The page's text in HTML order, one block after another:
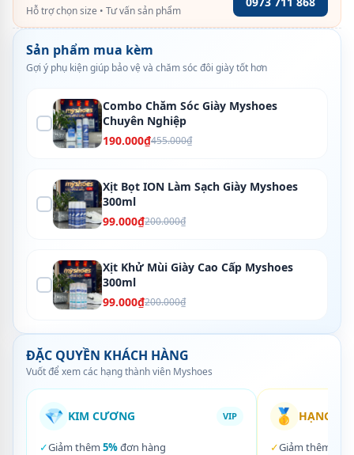
Hỗ trợ chọn size • Tư vấn sản phẩm
Sản phẩm mua kèm
Gợi ý phụ kiện giúp bảo vệ và chăm sóc đôi giày tốt hơn
Combo Chăm Sóc Giày Myshoes
Chuyên Nghiệp
190.000₫455.000₫
Xịt Bọt ION Làm Sạch Giày Myshoes
300ml
99.000₫200.000₫
Xịt Khử Mùi Giày Cao Cấp Myshoes
300ml
99.000₫200.000₫
ĐẶC QUYỀN KHÁCH HÀNG
Vuốt để xem các hạng thành viên Myshoes
💎 KIM CƯƠNG VIP
✓Giảm thêm 5%đơn hàng
🥇 HẠNG
✓Giảm thêm